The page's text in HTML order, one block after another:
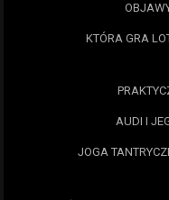
KTÓRA GRA
AUDI I
JOGA